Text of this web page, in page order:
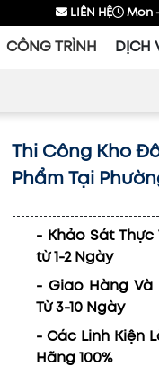
LIÊN HỆ Mon -
CÔNG TRÌNH DỊCH
Thi Công Kho
Phẩm Tại
- Khảo Sát Thực
từ 1-2 Ngày
- Giao Hàng Và
Từ 3-10 Ngày
- Các Linh Kiện
Hãng 100%